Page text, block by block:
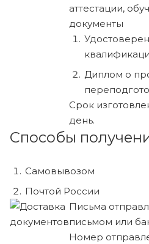
аттестации,
документы
Диплом о
Срок
день.
Способы
Самовывозом
Почтой России
Письма
письмом или
Номер